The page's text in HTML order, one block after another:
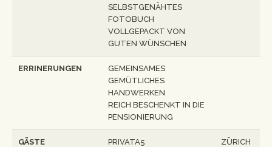
SELBSTGENÄHTES
FOTOBUCH
VOLLGEPACKT VON
GUTEN WÜNSCHEN
ERRINERUNGEN
GEMEINSAMES
GEMÜTLICHES
HANDWERKEN
REICH BESCHENKT IN DIE
PENSIONIERUNG
GÄSTE PRIVATA5 ZÜRICH